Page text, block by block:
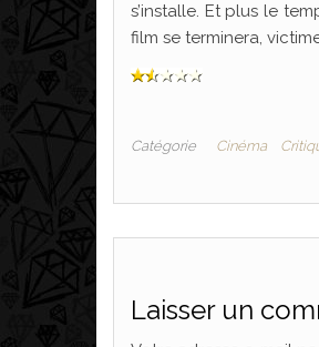
s’installe. Et plus le
film se terminera,
Catégorie Cinéma
Laisser un